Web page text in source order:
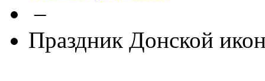
–
Праздник Донской